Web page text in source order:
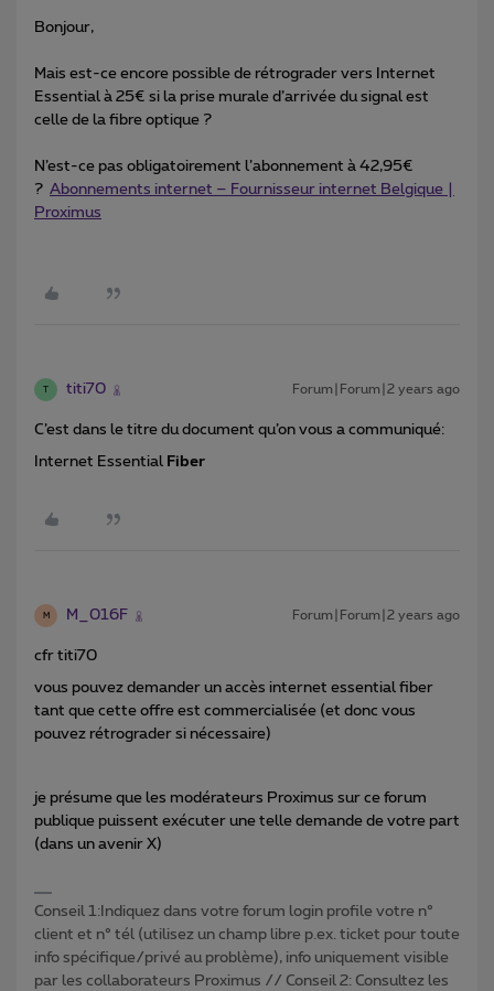
Bonjour,
Mais est-ce encore possible de rétrograder vers Internet
Essential à 25€ si la prise murale d’arrivée du signal est
celle de la fibre optique ?
N’est-ce pas obligatoirement l’abonnement à 42,95€
? Abonnements internet – Fournisseur internet Belgique |
Proximus
T titi70 Forum|Forum|2 years ago
C’est dans le titre du document qu’on vous a communiqué:
Internet Essential Fiber
M M_016F Forum|Forum|2 years ago
cfr titi70
vous pouvez demander un accès internet essential fiber
tant que cette offre est commercialisée (et donc vous
pouvez rétrograder si nécessaire)
je présume que les modérateurs Proximus sur ce forum
publique puissent exécuter une telle demande de votre part
(dans un avenir X)
Conseil 1:Indiquez dans votre forum login profile votre n°
client et n° tél (utilisez un champ libre p.ex. ticket pour toute
info spécifique/privé au problème), info uniquement visible
par les collaborateurs Proximus // Conseil 2: Consultez les